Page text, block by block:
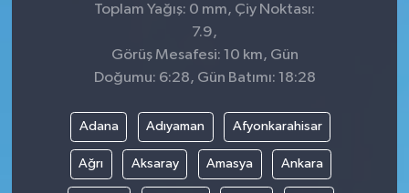
Toplam Yağış: 0 mm, Çiy Noktası:
7.9,
Görüş Mesafesi: 10 km, Gün
Doğumu: 6:28, Gün Batımı: 18:28
Adana Adıyaman Afyonkarahisar
Ağrı Aksaray Amasya Ankara